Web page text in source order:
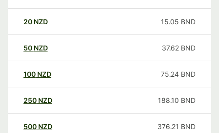
20 NZD 15.05 BND
50 NZD 37.62 BND
100 NZD 75.24 BND
250 NZD 188.10 BND
500 NZD 376.21 BND